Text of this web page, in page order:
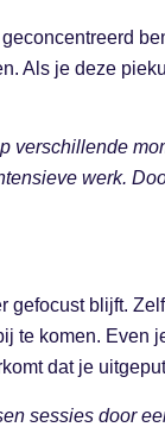
Als je deze
werk.
blijft.
te komen. Even
dat je
sessies door